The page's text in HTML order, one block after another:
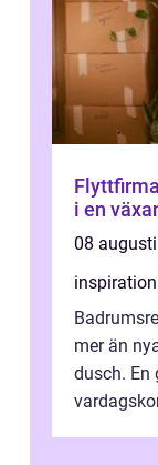
Flyttfirma Örebro
i en
08
inspiration
mer än
dusch. En